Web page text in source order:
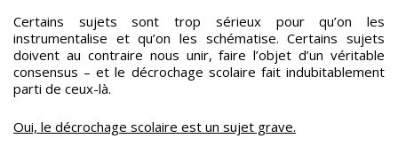
Certains sujets sont trop sérieux pour qu’on les
instrumentalise et qu’on les schématise. Certains sujets
doivent au contraire nous unir, faire l’objet d’un véritable
consensus – et le décrochage scolaire fait indubitablement
parti de ceux-là.
Oui, le décrochage scolaire est un sujet grave.